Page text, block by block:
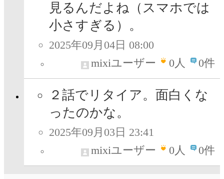
見るんだよね（スマホでは
小さすぎる）。
2025年09月04日 08:00
mixiユーザー
0人 0件
２話でリタイア。面白くな
ったのかな。
2025年09月03日 23:41
mixiユーザー
0人 0件